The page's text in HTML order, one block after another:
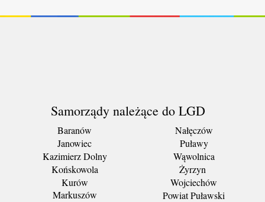
Samorządy należące do LGD
Baranów
Janowiec
Kazimierz Dolny
Końskowola
Kurów
Markuszów
Nałęczów
Puławy
Wąwolnica
Żyrzyn
Wojciechów
Powiat Puławski